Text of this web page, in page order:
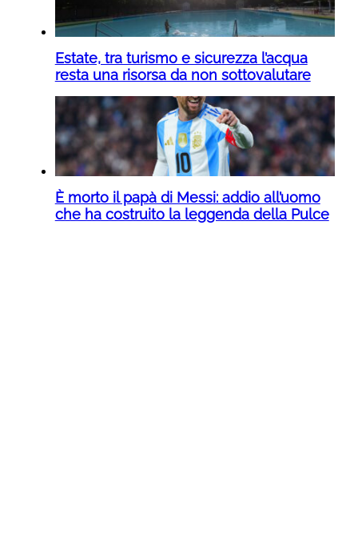
Estate, tra turismo e sicurezza l’acqua
resta una risorsa da non sottovalutare
È morto il papà di Messi: addio all’uomo
che ha costruito la leggenda della Pulce